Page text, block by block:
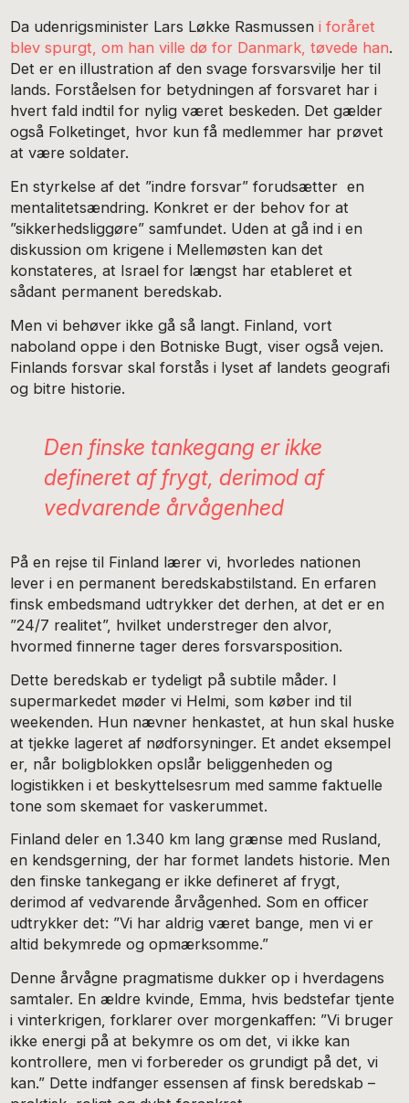
Da udenrigsminister Lars Løkke Rasmusseni foråret
blev spurgt, om han ville dø for Danmark, tøvede han.
Det er en illustration af den svage forsvarsvilje her til
lands. Forståelsen for betydningen af forsvaret har i
hvert fald indtil for nylig været beskeden. Det gælder
også Folketinget, hvor kun få medlemmer har prøvet
at være soldater.
En styrkelse af det ”indre forsvar” forudsætter en
mentalitetsændring. Konkret er der behov for at
”sikkerhedsliggøre” samfundet. Uden at gå ind i en
diskussion om krigene i Mellemøsten kan det
konstateres, at Israel for længst har etableret et
sådant permanent beredskab.
Men vi behøver ikke gå så langt. Finland, vort
naboland oppe i den Botniske Bugt, viser også vejen.
Finlands forsvar skal forstås i lyset af landets geografi
og bitre historie.
Den finske tankegang er ikke
defineret af frygt, derimod af ​​
vedvarende årvågenhed
På en rejse til Finland lærer vi, hvorledes nationen
lever i en permanent beredskabstilstand. En erfaren
finsk embedsmand udtrykker det derhen, at det er en
”24/7 realitet”, hvilket understreger den alvor,
hvormed finnerne tager deres forsvarsposition.
Dette beredskab er tydeligt på subtile måder. I
supermarkedet møder vi Helmi, som køber ind til
weekenden. Hun nævner henkastet, at hun skal huske
at tjekke lageret af nødforsyninger. Et andet eksempel
er, når boligblokken opslår beliggenheden og
logistikken i et beskyttelsesrum med samme faktuelle
tone som skemaet for vaskerummet.
Finland deler en 1.340 km lang grænse med Rusland,
en kendsgerning, der har formet landets historie. Men
den finske tankegang er ikke defineret af frygt,
derimod af ​​vedvarende årvågenhed. Som en officer
udtrykker det: ”Vi har aldrig været bange, men vi er
altid bekymrede og opmærksomme.”
Denne årvågne pragmatisme dukker op i hverdagens
samtaler. En ældre kvinde, Emma, ​​hvis bedstefar tjente
i vinterkrigen, forklarer over morgenkaffen: ”Vi bruger
ikke energi på at bekymre os om det, vi ikke kan
kontrollere, men vi forbereder os grundigt på det, vi
kan.” Dette indfanger essensen af ​​finsk beredskab –